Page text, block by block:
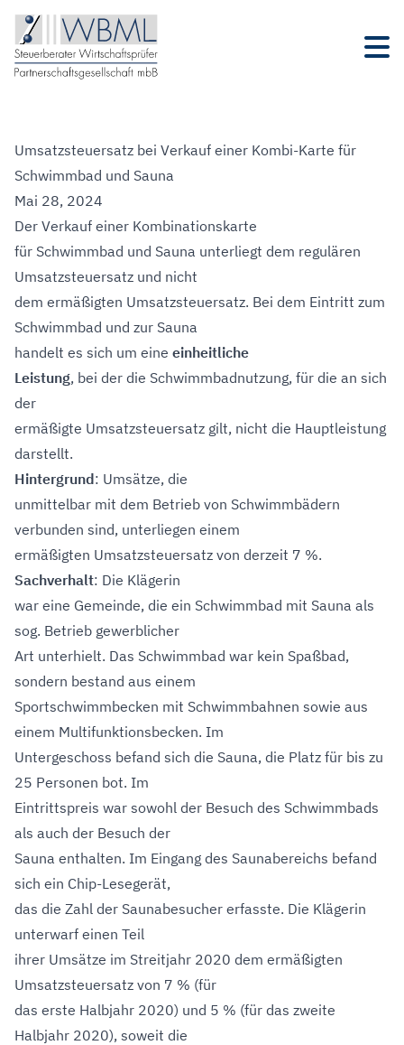
Umsatzsteuersatz bei Verkauf einer Kombi-Karte für
Schwimmbad und Sauna
Mai 28, 2024
Der Verkauf einer Kombinationskarte
für Schwimmbad und Sauna unterliegt dem regulären
Umsatzsteuersatz und nicht
dem ermäßigten Umsatzsteuersatz. Bei dem Eintritt zum
Schwimmbad und zur Sauna
handelt es sich um eine einheitliche
Leistung, bei der die Schwimmbadnutzung, für die an sich
der
ermäßigte Umsatzsteuersatz gilt, nicht die Hauptleistung
darstellt.
Hintergrund: Umsätze, die
unmittelbar mit dem Betrieb von Schwimmbädern
verbunden sind, unterliegen einem
ermäßigten Umsatzsteuersatz von derzeit 7 %.
Sachverhalt: Die Klägerin
war eine Gemeinde, die ein Schwimmbad mit Sauna als
sog. Betrieb gewerblicher
Art unterhielt. Das Schwimmbad war kein Spaßbad,
sondern bestand aus einem
Sportschwimmbecken mit Schwimmbahnen sowie aus
einem Multifunktionsbecken. Im
Untergeschoss befand sich die Sauna, die Platz für bis zu
25 Personen bot. Im
Eintrittspreis war sowohl der Besuch des Schwimmbads
als auch der Besuch der
Sauna enthalten. Im Eingang des Saunabereichs befand
sich ein Chip-Lesegerät,
das die Zahl der Saunabesucher erfasste. Die Klägerin
unterwarf einen Teil
ihrer Umsätze im Streitjahr 2020 dem ermäßigten
Umsatzsteuersatz von 7 % (für
das erste Halbjahr 2020) und 5 % (für das zweite
Halbjahr 2020), soweit die